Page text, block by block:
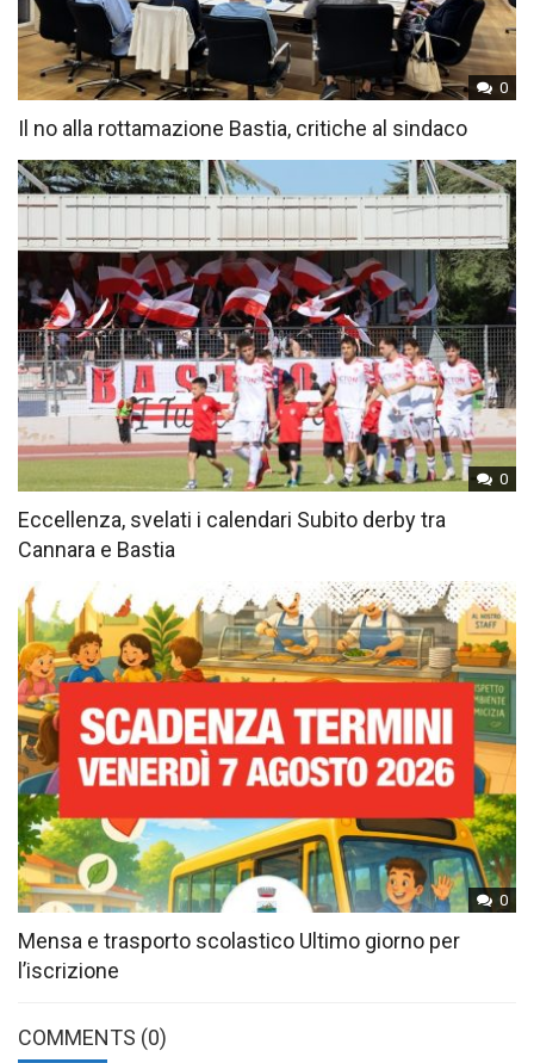
0
Il no alla rottamazione Bastia, critiche al sindaco
0
Eccellenza, svelati i calendari Subito derby tra
Cannara e Bastia
0
Mensa e trasporto scolastico Ultimo giorno per
l’iscrizione
COMMENTS (0)